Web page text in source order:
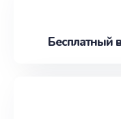
Бесплатный